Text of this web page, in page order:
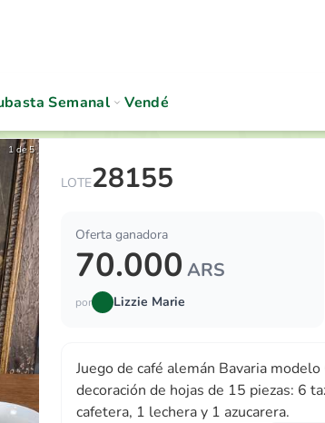
Semanal Vendé
1 de 5
LOTE28155
Juego de café alemán Bavaria modelo
Oferta ganadora
70.000 ARS
por Lizzie Marie
Juego de café alemán Bavaria
decoración de hojas de 15 piezas: 6
cafetera, 1 lechera y 1 azucarera.